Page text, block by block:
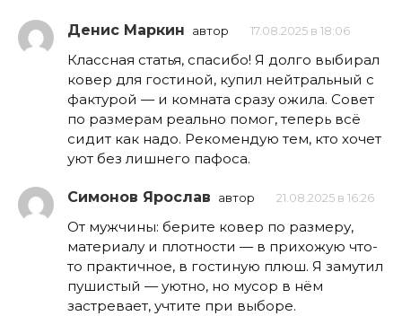
Денис Маркин автор 17.08.2025 в 18:06
Классная статья, спасибо! Я долго выбирал
ковер для гостиной, купил нейтральный с
фактурой — и комната сразу ожила. Совет
по размерам реально помог, теперь всё
сидит как надо. Рекомендую тем, кто хочет
уют без лишнего пафоса.
Симонов Ярослав автор 21.08.2025 в 16:26
От мужчины: берите ковер по размеру,
материалу и плотности — в прихожую что-
то практичное, в гостиную плюш. Я замутил
пушистый — уютно, но мусор в нём
застревает, учтите при выборе.